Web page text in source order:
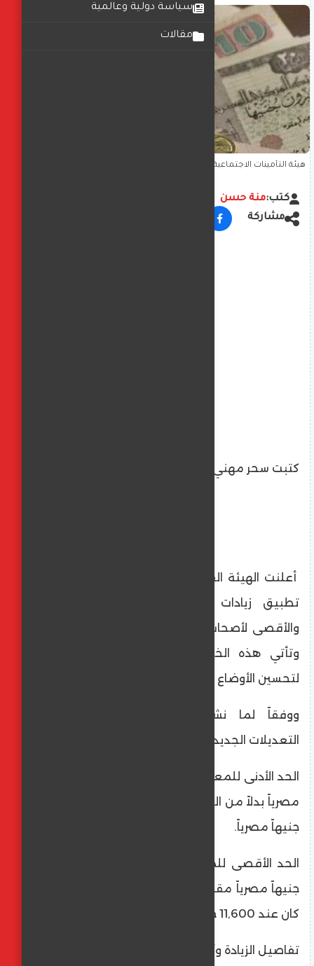
سياسة دولية وعالمية
مقالات
هيئة التأمينات الاجتماعية تعلن رفع الحدين الأدنى والأقصى للمعاشات
كتب:منة حسن
مشاركة
كتبت سحر مهني
أعلنت الهيئة القومية للتأمين الاجتماعي عن
تطبيق زيادات جديدة على الحدين الأدنى
والأقصى لأصحاب المعاشات، وذلك اعتباراً من
وتأتي هذه الخطوة في إطار جهود الدولة
لتحسين الأوضاع المعيشية للمتقاعدين.
​ووفقاً لما نشرته الصحف المحلية، فإن
التعديلات الجديدة شملت ما يلي:
جنيهاً مصرياً.
جنيهاً مصرياً مقارنة بالحد الأقصى السابق الذي
كان عند 11,600 جنيه مصري.
​تفاصيل الزيادة وأهميتها